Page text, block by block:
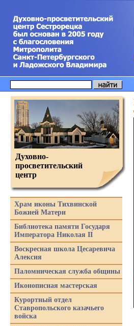
Духовно-
просветительский
центр
Храм иконы Тихвинской
Божией Матери
Библиотека памяти Государя
Императора Николая II
Воскресная школа Цесаревича
Алексия
Паломническая служба общины
Иконописная мастерская
Курортный отдел
Ставропольского казачьего
войска